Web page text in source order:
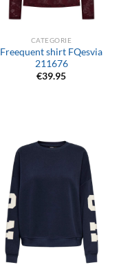
CATEGORIE
Freequent shirt FQesvia
211676
€39.95